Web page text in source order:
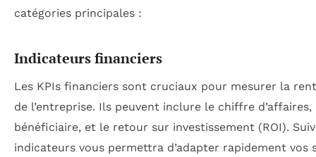
catégories principales :
Indicateurs financiers
Les KPIs financiers sont cruciaux pour mesurer la
de l’entreprise. Ils peuvent inclure le chiffre d’affaires,
bénéficiaire, et le retour sur investissement (ROI).
indicateurs vous permettra d’adapter rapidement vos